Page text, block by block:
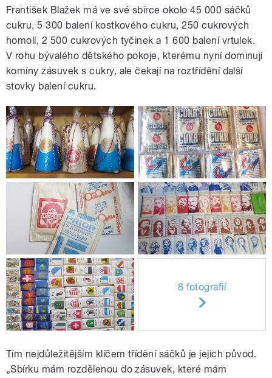
František Blažek má ve své sbírce okolo 45 000 sáčků
cukru, 5 300 balení kostkového cukru, 250 cukrových
homolí, 2 500 cukrových tyčinek a 1 600 balení vrtulek.
V rohu bývalého dětského pokoje, kterému nyní dominují
komíny zásuvek s cukry, ale čekají na roztřídění další
stovky balení cukru.
8 fotografií
Tím nejdůležitějším klíčem třídění sáčků je jejich původ.
„Sbírku mám rozdělenou do zásuvek, které mám